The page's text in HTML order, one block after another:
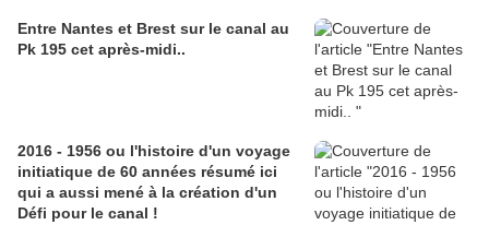
Entre Nantes et Brest sur le canal au
Pk 195 cet après-midi..
2016 - 1956 ou l'histoire d'un voyage
initiatique de 60 années résumé ici
qui a aussi mené à la création d'un
Défi pour le canal !